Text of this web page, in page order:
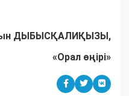
ДЫБЫСҚАЛИҚЫЗЫ,
«Орал өңірі»